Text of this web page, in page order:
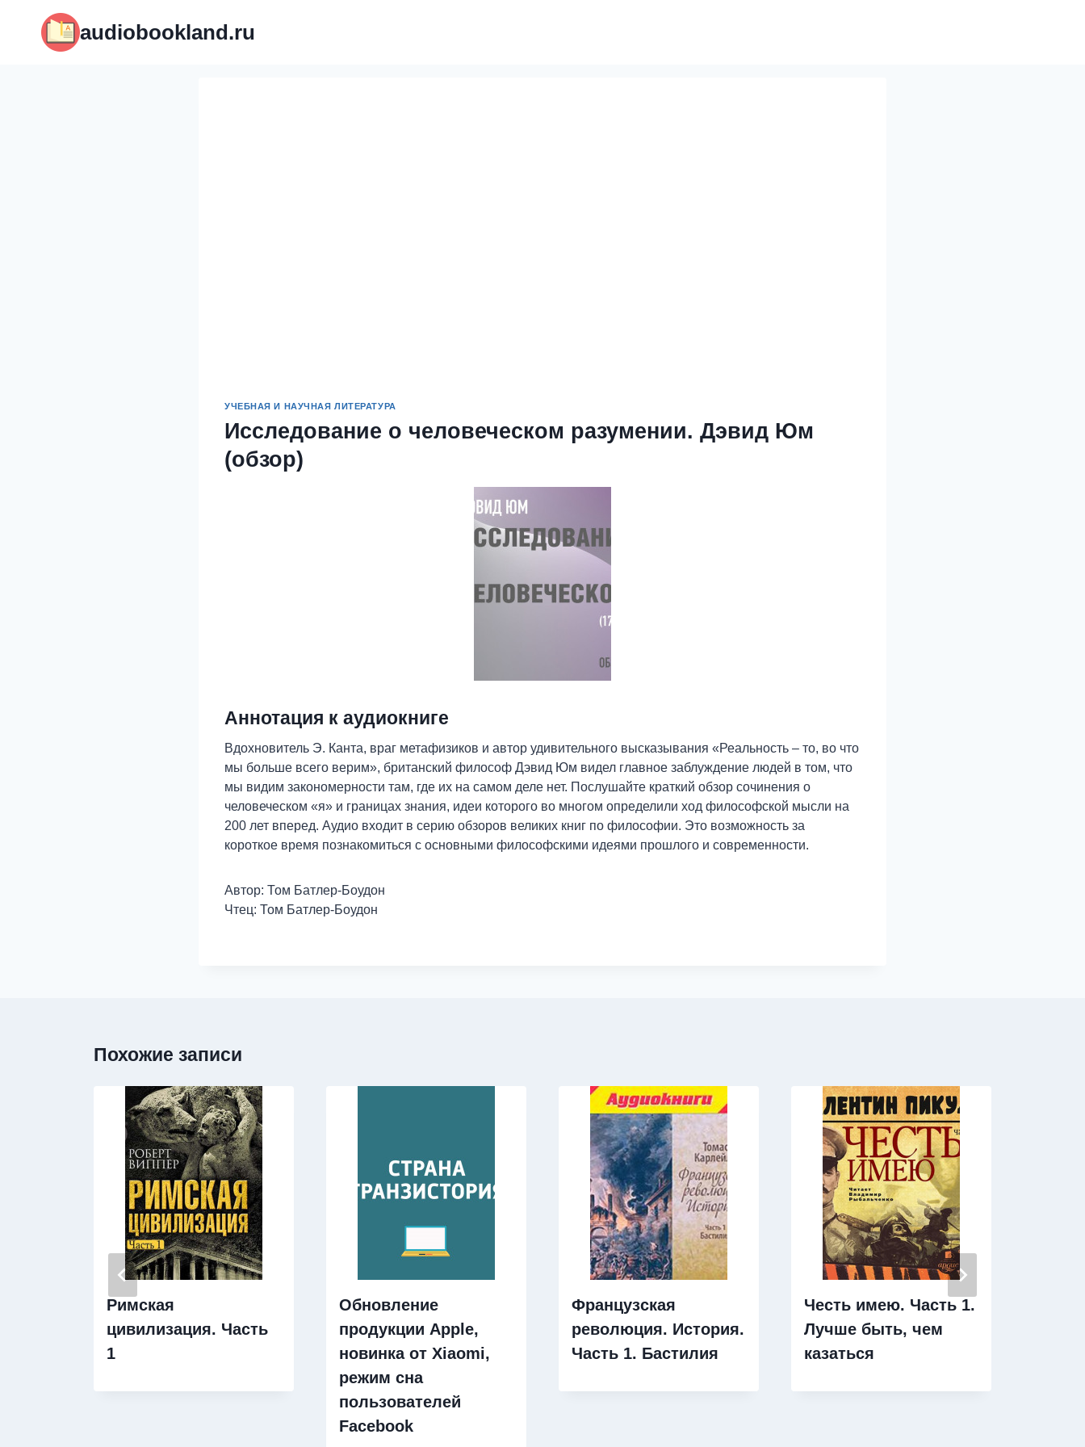
содержимому
audiobookland.ru
УЧЕБНАЯ И НАУЧНАЯ ЛИТЕРАТУРА
Исследование о человеческом разумении. Дэвид Юм
(обзор)
Аннотация к аудиокниге
Вдохновитель Э. Канта, враг метафизиков и автор удивительного высказывания «Реальность – то, во что
мы больше всего верим», британский философ Дэвид Юм видел главное заблуждение людей в том, что
мы видим закономерности там, где их на самом деле нет. Послушайте краткий обзор сочинения о
человеческом «я» и границах знания, идеи которого во многом определили ход философской мысли на
200 лет вперед. Аудио входит в серию обзоров великих книг по философии. Это возможность за
короткое время познакомиться с основными философскими идеями прошлого и современности.
Автор: Том Батлер-Боудон
Чтец: Том Батлер-Боудон
Похожие записи
Римская
цивилизация. Часть
1
Обновление
продукции Apple,
новинка от Xiaomi,
режим сна
пользователей
Facebook
Французская
революция. История.
Часть 1. Бастилия
Честь имею. Часть 1.
Лучше быть, чем
казаться